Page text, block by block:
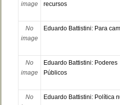
image
recursos
No
image
Eduardo Battistini: Para
No
image
Eduardo Battistini: Poderes
Públicos
No
Eduardo Battistini: Política